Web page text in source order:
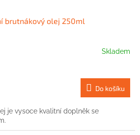
brutnákový olej 250ml
Skladem
Do košíku
je vysoce kvalitní doplněk se